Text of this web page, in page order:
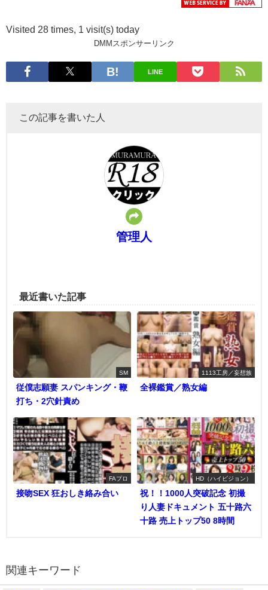
Visited 28 times, 1 visit(s) today
DMMスポンサーリンク
LINE
この記事を書いた人
管理人
最近書いた記事
SM
従僕志願妻 スパンキング・鞭
打ち・2穴針責め
1113工房／妄想族
全裸鑑賞／熟女編
FAプロ
接吻SEX 狂おしき絡み合い
HD（ハイビジョン）
祝！！1000人突破記念 初撮
り人妻ドキュメント 五十路六
十路 売上トップ50 8時間
関連キーワード